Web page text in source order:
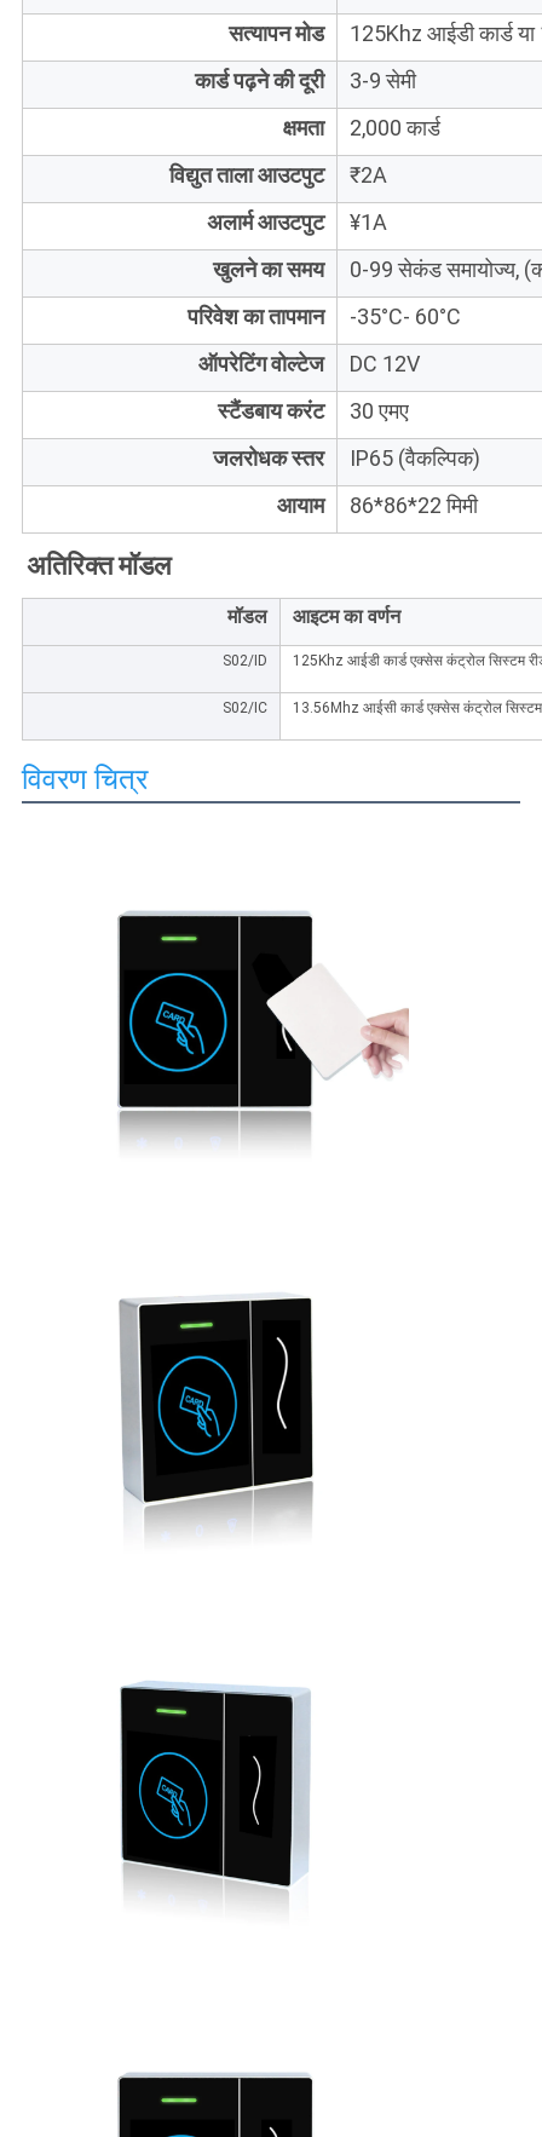
सत्यापन मोड
125Khz आईडी कार्ड
कार्ड पढ़ने की दूरी
3-9 सेमी
क्षमता
2,000 कार्ड
विद्युत ताला आउटपुट
₹2A
अलार्म आउटपुट
¥1A
खुलने का समय
0-99 सेकंड समायोज्य,
परिवेश का तापमान
-35°C- 60°C
ऑपरेटिंग वोल्टेज
DC 12V
स्टैंडबाय करंट
30 एमए
जलरोधक स्तर
IP65 (वैकल्पिक)
आयाम
86*86*22 मिमी
अतिरिक्त मॉडल
मॉडल आइटम का वर्णन
S02/ID 125Khz आईडी कार्ड एक्सेस कंट्रोल सिस्टम
S02/IC 13.56Mhz आईसी कार्ड एक्सेस कंट्रोल सिस्टम
विवरण चित्र